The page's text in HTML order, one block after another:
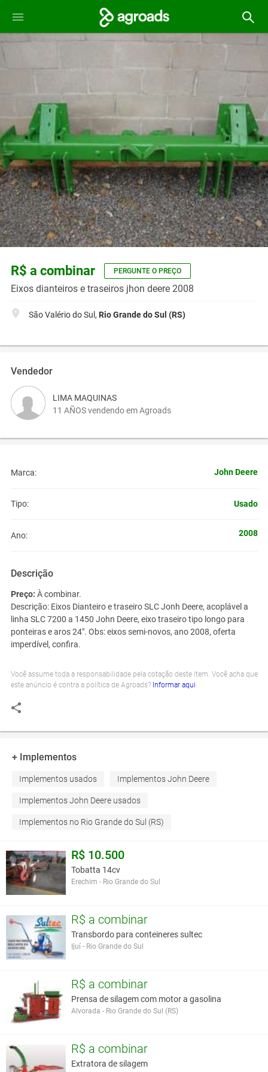
R$ a combinar PERGUNTE O PREÇO
Eixos dianteiros e traseiros jhon deere 2008
São Valério do Sul, Rio Grande do Sul (RS)
Vendedor
LIMA MAQUINAS
11 AÑOS vendendo em Agroads
Marca: John Deere
Tipo: Usado
Ano: 2008
Descrição
Preço: À combinar.
Descrição: Eixos Dianteiro e traseiro SLC Jonh Deere, acoplável a
linha SLC 7200 a 1450 John Deere, eixo traseiro tipo longo para
ponteiras e aros 24". Obs: eixos semi-novos, ano 2008, oferta
imperdível, confira.
Você assume toda a responsabilidade pela cotação deste item. Você acha que
este anúncio é contra a política de Agroads? Informar aqui
+ Implementos
Implementos usados Implementos John Deere
Implementos John Deere usados
Implementos no Rio Grande do Sul (RS)
R$ 10.500
Tobatta 14cv
Erechim - Rio Grande do Sul
R$ a combinar
Transbordo para conteineres sultec
Ijuí - Rio Grande do Sul
R$ a combinar
Prensa de silagem com motor a gasolina
Alvorada - Rio Grande do Sul (RS)
R$ a combinar
Extratora de silagem